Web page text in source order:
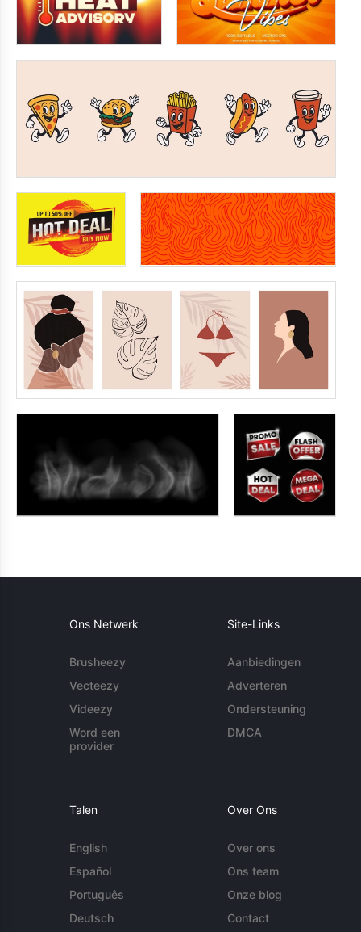
Ons Netwerk
Brusheezy
Vecteezy
Videezy
Word een
provider
Site-Links
Aanbiedingen
Adverteren
Ondersteuning
DMCA
Talen
English
Español
Português
Deutsch
Over Ons
Over ons
Ons team
Onze blog
Contact